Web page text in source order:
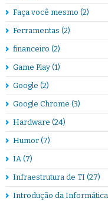
Faça você mesmo (2)
Ferramentas (2)
financeiro (2)
Game Play (1)
Google (2)
Google Chrome (3)
Hardware (24)
Humor (7)
IA (7)
Infraestrutura de TI (27)
Introdução da Informática